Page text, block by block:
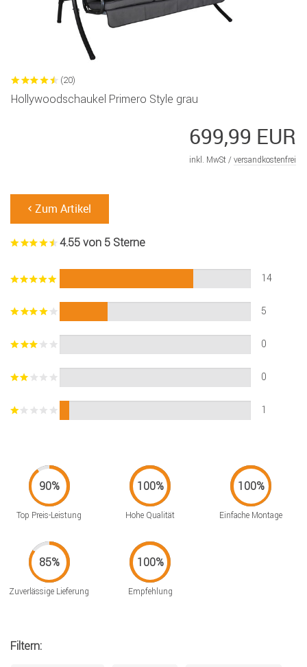
(20)
Hollywoodschaukel Primero Style grau
699,99 EUR
inkl. MwSt / versandkostenfrei
Zum Artikel
4.55 von 5 Sterne
14
5
0
0
1
Top Preis-Leistung Hohe Qualität Einfache Montage
Zuverlässige Lieferung Empfehlung
Filtern: